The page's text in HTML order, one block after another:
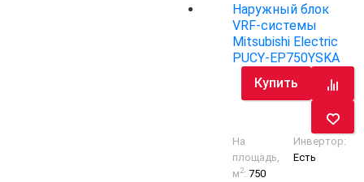
Наружный блок
VRF-системы
Mitsubishi Electric
PUCY-EP750YSKA
Купить
На
площадь,
м2:750
Инвертор:
Есть